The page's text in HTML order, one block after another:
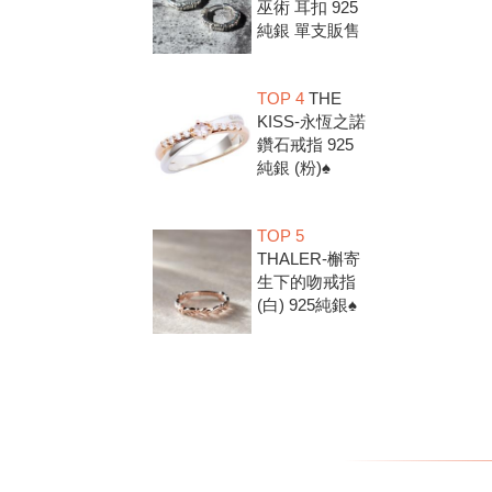
巫術 耳扣 925
純銀 單支販售
TOP 4THE
KISS-永恆之諾
鑽石戒指 925
純銀 (粉)♠
TOP 5
THALER-槲寄
生下的吻戒指
(白) 925純銀♠